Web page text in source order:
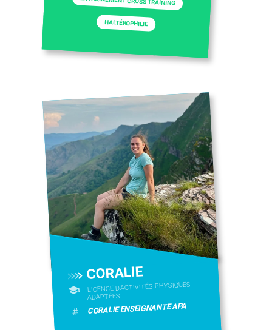
HALTÉROPHILIE
CORALIE
LICENCE D’ACTIVITÉS PHYSIQUES
ADAPTÉES
# CORALIE ENSEIGNANTE APA